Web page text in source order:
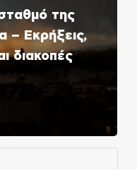
της
– Εκρήξεις,
διακοπές